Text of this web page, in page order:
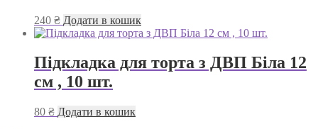
240 ₴ Додати в кошик
Підкладка для торта з ДВП Біла 12
см , 10 шт.
80 ₴ Додати в кошик